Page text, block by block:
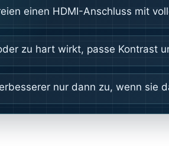
einen HDMI-Anschluss mit
zu hart wirkt, passe Kontrast
nur dann zu, wenn sie